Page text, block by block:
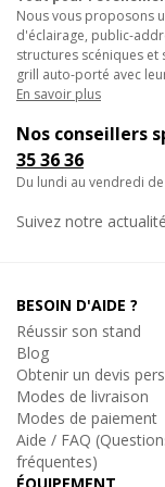
• 6m de distance
réception.
• Le blindage
• Compatible avec
RCA.
Utilisations et
éloigné.
• Ajustement de
culte.
• Complément de
commercial.
• Installation audio
Caractéristiques
Nous vous proposons
d'éclairage, public-
structures scéniques
grill auto-porté avec
En savoir plus
Nos conseillers
35 36 36
du lundi au vendredi
Suivez notre
BESOIN D'AIDE ?
Réussir son stand
Blog
Obtenir un devis
Modes de livraison
Modes de paiement
Aide / FAQ
fréquentes)
ÉQUIPEMENT